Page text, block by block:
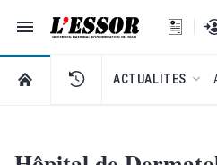
Navigation
L'Essor - retour à la
RETOUR À LA PAGE D’ACCUEIL DE
ACTUALITES